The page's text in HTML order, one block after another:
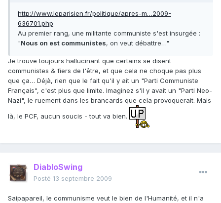
http://www.leparisien.fr/politique/apres-m…2009-
636701.php
Au premier rang, une militante communiste s'est insurgée :
"Nous on est communistes, on veut débattre…"
Je trouve toujours hallucinant que certains se disent
communistes & fiers de l'être, et que cela ne choque pas plus
que ça… Déjà, rien que le fait qu'il y ait un "Parti Communiste
Français", c'est plus que limite. Imaginez s'il y avait un "Parti Neo-
Nazi", le ruement dans les brancards que cela provoquerait. Mais
là, le PCF, aucun soucis - tout va bien.
DiabloSwing
Posté 13 septembre 2009
Saipapareil, le communisme veut le bien de l'Humanité, et il n'a